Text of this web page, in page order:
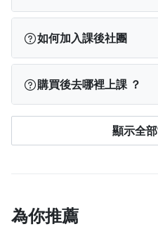
➤ 烤箱、烘箱、食物調理
模、蛋糕轉檯、抹面工具
紹後，因應自己的需求再準
開課後，即可使用電腦、
不用受到上課時間及地點
觀看課程內容。
如何加入課後社團
學員專屬 FB 社團已經開放
程公告區」查看如何加入
購買後去哪裡上課 ？
訂閱完成後，您可以依使
習」→ 查看「已開通」
顯示全
為你推薦